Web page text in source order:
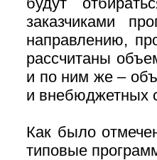
заказчиками
направлению,
рассчитаны
и по ним же –
и внебюджетных
Как было
типовые